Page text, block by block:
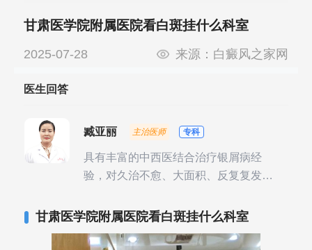
甘肃医学院附属医院看白斑挂什么科室
2025-07-28 来源： 白癜风之家网
医生回答
臧亚丽 主治医师 专科
具有丰富的中西医结合治疗银屑病经
验，对久治不愈、大面积、反复复发性
甘肃医学院附属医院看白斑挂什么科室